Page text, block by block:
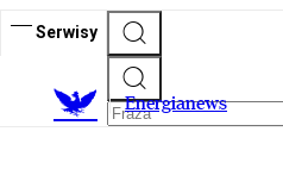
Serwisy
Energianews